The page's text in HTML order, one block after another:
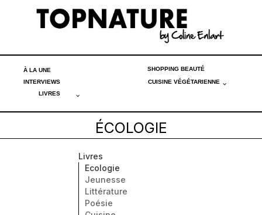
À LA UNE SHOPPING BEAUTÉ
INTERVIEWS
CUISINE VÉGÉTARIENNE
LIVRES
ÉCOLOGIE
Livres
Ecologie
Jeunesse
Littérature
Poésie